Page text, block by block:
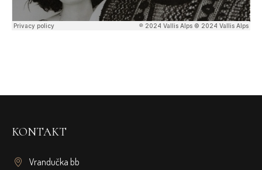
KONTAKT
Vrandučka bb